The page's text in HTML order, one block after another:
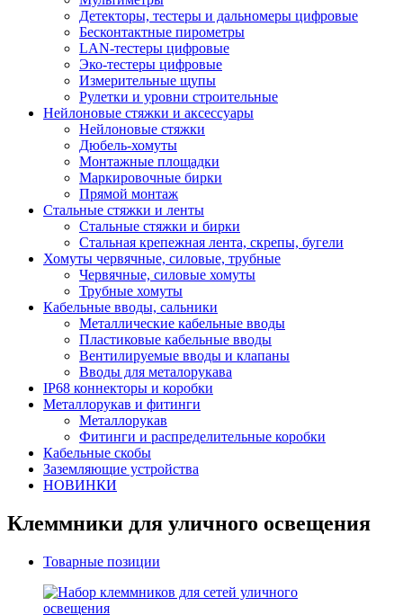
Детекторы, тестеры и дальномеры цифровые
Бесконтактные пирометры
LAN-тестеры цифровые
Эко-тестеры цифровые
Измерительные щупы
Рулетки и уровни строительные
Нейлоновые стяжки и аксессуары
Нейлоновые стяжки
Дюбель-хомуты
Монтажные площадки
Маркировочные бирки
Прямой монтаж
Стальные стяжки и ленты
Стальные стяжки и бирки
Стальная крепежная лента, скрепы, бугели
Хомуты червячные, силовые, трубные
Червячные, силовые хомуты
Трубные хомуты
Кабельные вводы, сальники
Металлические кабельные вводы
Пластиковые кабельные вводы
Вентилируемые вводы и клапаны
Вводы для металорукава
IP68 коннекторы и коробки
Металлорукав и фитинги
Металлорукав
Фитинги и распределительные коробки
Кабельные скобы
Заземляющие устройства
НОВИНКИ
Клеммники для уличного освещения
Товарные позиции